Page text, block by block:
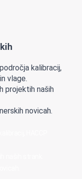
kalibracij,
vlage.
projektih naših
novicah.